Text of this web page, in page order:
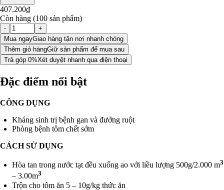
407.200₫
Còn hàng (100 sản phẩm)
-
+
Mua ngayGiao hàng tận nơi nhanh chóng
Thêm giỏ hàngGiữ sản phẩm để mua sau
Trả góp 0%Xét duyệt nhanh qua điện thoại
Đặc điểm nổi bật
CÔNG DỤNG
Kháng sinh trị bệnh gan và đưởng ruột
Phòng bệnh tôm chết sớm
CÁCH SỬ DỤNG
Hòa tan trong nước tạt đều xuống ao với liều lượng 500g/2.000 m3
– 3.00m3
Trộn cho tôm ăn 5 – 10g/kg thức ăn